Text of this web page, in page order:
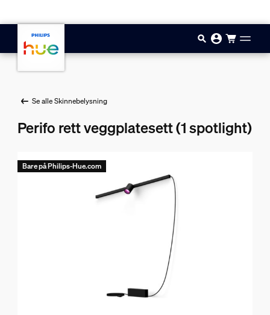
Se alle Skinnebelysning
Perifo rett veggplatesett (1 spotlight)
Bare på Philips-Hue.com